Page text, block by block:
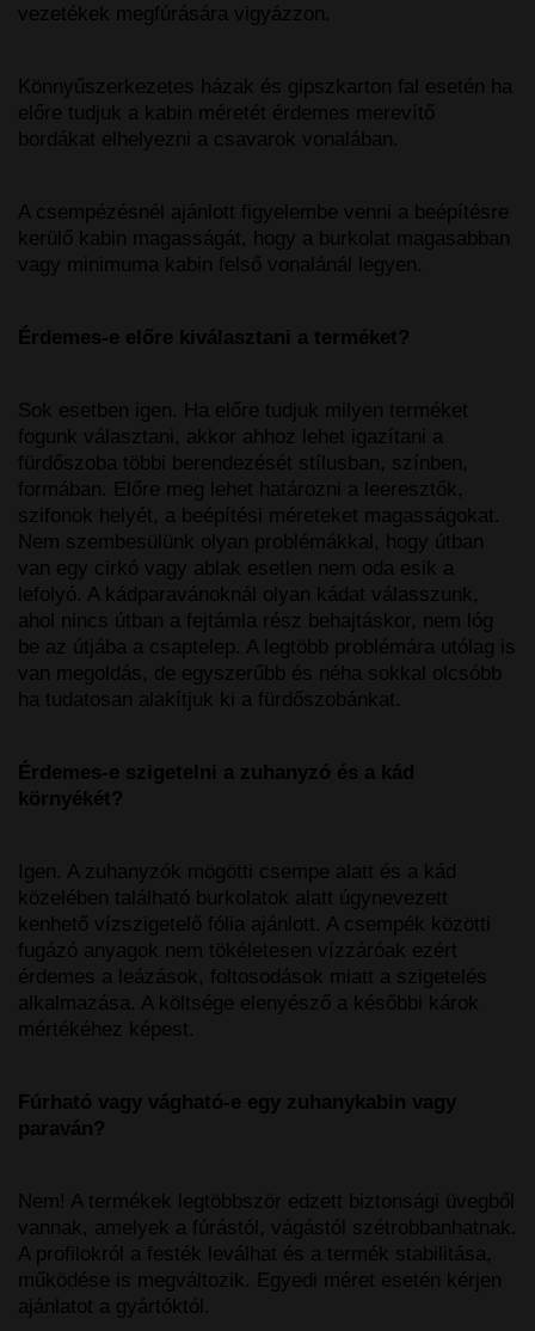
vezetékek megfúrására vigyázzon.
Könnyűszerkezetes házak és gipszkarton fal esetén ha
előre tudjuk a kabin méretét érdemes merevítő
bordákat elhelyezni a csavarok vonalában.
A csempézésnél ajánlott figyelembe venni a beépítésre
kerülő kabin magasságát, hogy a burkolat magasabban
vagy minimuma kabin felső vonalánál legyen.
Érdemes-e előre kiválasztani a terméket?
Sok esetben igen. Ha előre tudjuk milyen terméket
fogunk választani, akkor ahhoz lehet igazítani a
fürdőszoba többi berendezését stílusban, színben,
formában. Előre meg lehet határozni a leeresztők,
szifonok helyét, a beépítési méreteket magasságokat.
Nem szembesülünk olyan problémákkal, hogy útban
van egy cirkó vagy ablak esetlen nem oda esik a
lefolyó. A kádparavánoknál olyan kádat válasszunk,
ahol nincs útban a fejtámla rész behajtáskor, nem lóg
be az útjába a csaptelep. A legtöbb problémára utólag is
van megoldás, de egyszerűbb és néha sokkal olcsóbb
ha tudatosan alakítjuk ki a fürdőszobánkat.
Érdemes-e szigetelni a zuhanyzó és a kád
környékét?
Igen. A zuhanyzók mögötti csempe alatt és a kád
közelében található burkolatok alatt úgynevezett
kenhető vízszigetelő fólia ajánlott. A csempék közötti
fugázó anyagok nem tökéletesen vízzáróak ezért
érdemes a leázások, foltosodások miatt a szigetelés
alkalmazása. A költsége elenyésző a későbbi károk
mértékéhez képest.
Fúrható vagy vágható-e egy zuhanykabin vagy
paraván?
Nem! A termékek legtöbbször edzett biztonsági üvegből
vannak, amelyek a fúrástól, vágástól szétrobbanhatnak.
A profilokról a festék leválhat és a termék stabilitása,
működése is megváltozik. Egyedi méret esetén kérjen
ajánlatot a gyártóktól.